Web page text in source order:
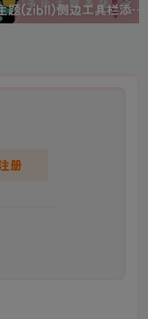
子比主题(zibll)侧边工具栏添加人生倒计时美化
册